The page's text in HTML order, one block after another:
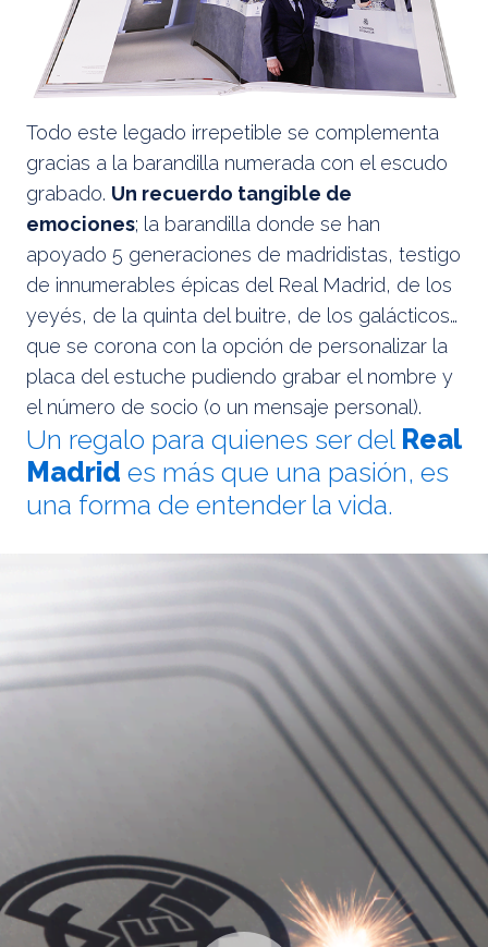
Todo este legado irrepetible se complementa
gracias a la barandilla numerada con el escudo
grabado. Un recuerdo tangible de
emociones; la barandilla donde se han
apoyado 5 generaciones de madridistas, testigo
de innumerables épicas del Real Madrid, de los
yeyés, de la quinta del buitre, de los galácticos…
que se corona con la opción de personalizar la
placa del estuche pudiendo grabar el nombre y
el número de socio (o un mensaje personal).
Un regalo para quienes ser del Real
Madrid es más que una pasión, es
una forma de entender la vida.